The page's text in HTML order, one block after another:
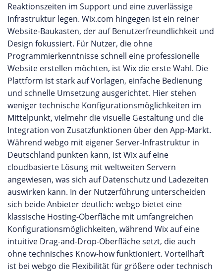
Reaktionszeiten im Support und eine zuverlässige
Infrastruktur legen. Wix.com hingegen ist ein reiner
Website-Baukasten, der auf Benutzerfreundlichkeit und
Design fokussiert. Für Nutzer, die ohne
Programmierkenntnisse schnell eine professionelle
Website erstellen möchten, ist Wix die erste Wahl. Die
Plattform ist stark auf Vorlagen, einfache Bedienung
und schnelle Umsetzung ausgerichtet. Hier stehen
weniger technische Konfigurationsmöglichkeiten im
Mittelpunkt, vielmehr die visuelle Gestaltung und die
Integration von Zusatzfunktionen über den App-Markt.
Während webgo mit eigener Server-Infrastruktur in
Deutschland punkten kann, ist Wix auf eine
cloudbasierte Lösung mit weltweiten Servern
angewiesen, was sich auf Datenschutz und Ladezeiten
auswirken kann. In der Nutzerführung unterscheiden
sich beide Anbieter deutlich: webgo bietet eine
klassische Hosting-Oberfläche mit umfangreichen
Konfigurationsmöglichkeiten, während Wix auf eine
intuitive Drag-and-Drop-Oberfläche setzt, die auch
ohne technisches Know-how funktioniert. Vorteilhaft
ist bei webgo die Flexibilität für größere oder technisch